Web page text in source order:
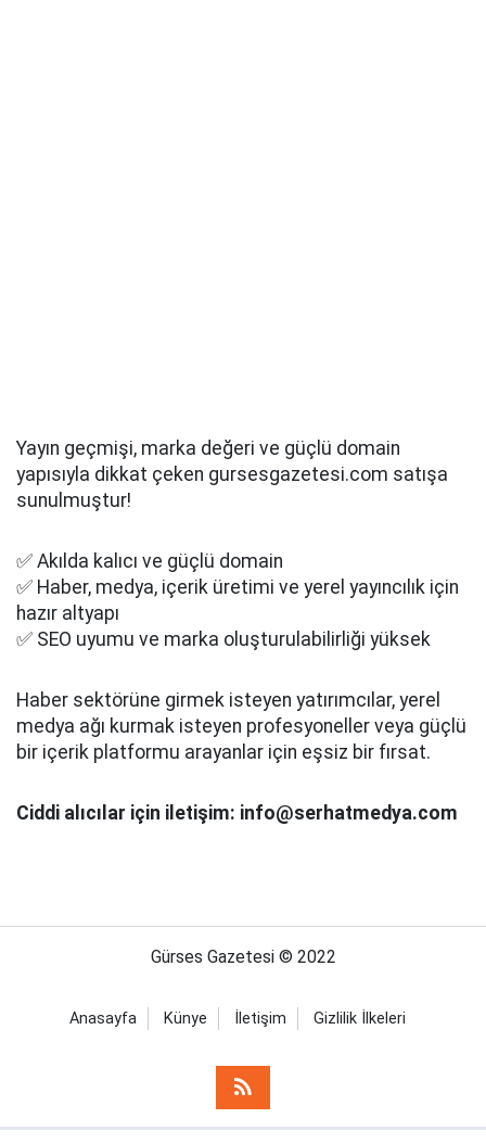
Yayın geçmişi, marka değeri ve güçlü domain
yapısıyla dikkat çeken gursesgazetesi.com satışa
sunulmuştur!
✅ Akılda kalıcı ve güçlü domain
✅ Haber, medya, içerik üretimi ve yerel yayıncılık için
hazır altyapı
✅ SEO uyumu ve marka oluşturulabilirliği yüksek
Haber sektörüne girmek isteyen yatırımcılar, yerel
medya ağı kurmak isteyen profesyoneller veya güçlü
bir içerik platformu arayanlar için eşsiz bir fırsat.
Ciddi alıcılar için iletişim: info@serhatmedya.com
Gürses Gazetesi © 2022
Anasayfa Künye İletişim Gizlilik İlkeleri